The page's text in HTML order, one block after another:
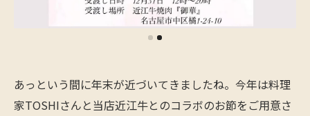
あっという間に年末が近づいてきましたね。今年は料理
家TOSHIさんと当店近江牛とのコラボのお節をご用意さ